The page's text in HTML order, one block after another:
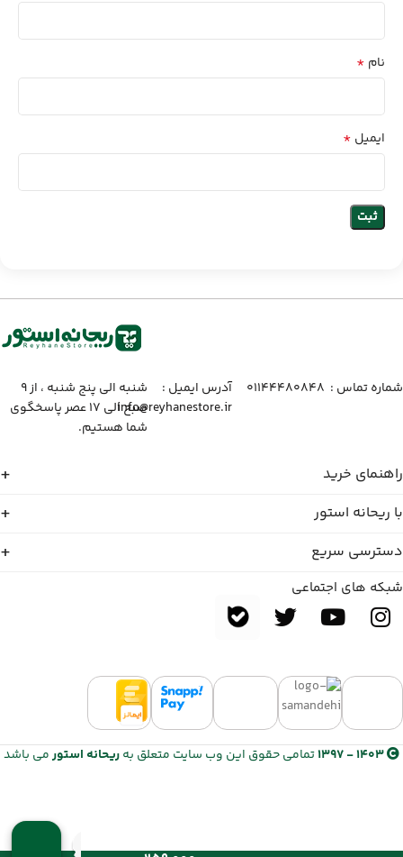
نام *
ایمیل *
شماره تماس :‌ ۰۱۱۴۴۴۸۰۸۴۸
آدرس ایمیل :‌
info@reyhanestore.ir
شنبه الی پنج شنبه ، از ۹
صبح الی ۱۷ عصر پاسخگوی
شما هستیم.
راهنمای خرید
با ریحانه استور
دسترسی سریع
شبکه های اجتماعی
1403 - 1397 تمامی حقوق این وب سایت متعلق بهریحانه استورمی باشد